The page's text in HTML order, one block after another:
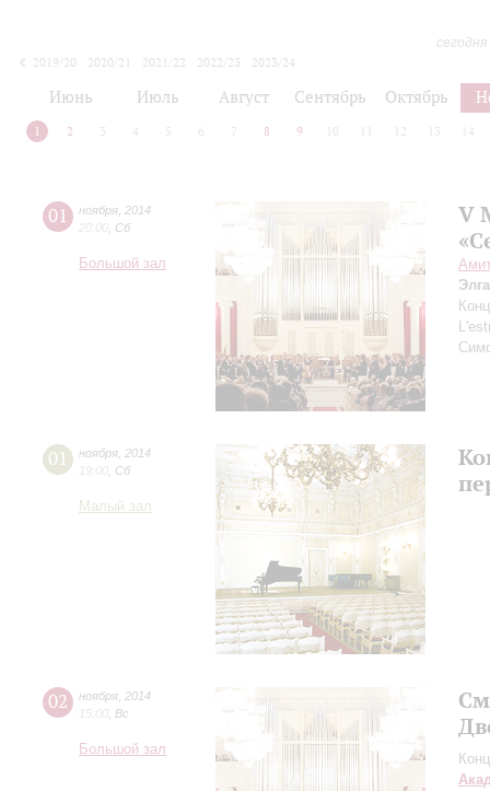
2019/20
2020/21 2021/22 2022/23
2023/24
Июнь Июль Август Сентябрь Октябрь
1 2 3 4 5 6 7 8 9 10 12 13 14
01 ноября 2014
20:00 Сб
Большой зал
V
01 ноября 2014
19:00 Сб
Малый зал
02 ноября 2014
15:00 Вс
Большой зал